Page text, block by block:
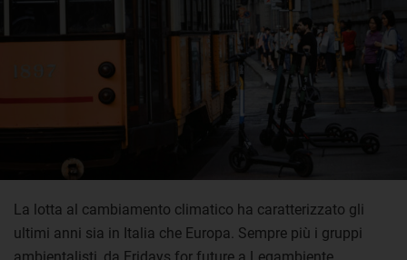
La lotta al cambiamento climatico ha caratterizzato gli
ultimi anni sia in Italia che Europa. Sempre più i gruppi
ambientalisti, da Fridays for future a Legambiente,